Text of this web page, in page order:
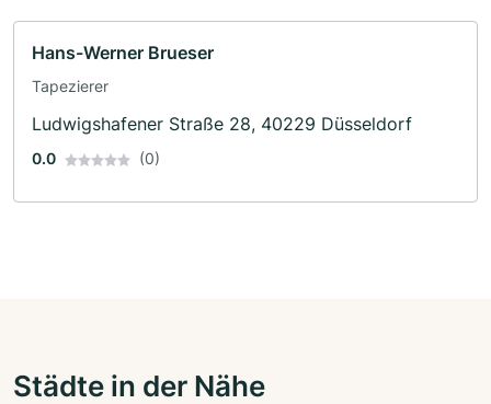
Hans-Werner Brueser
Tapezierer
Ludwigshafener Straße 28, 40229 Düsseldorf
0.0 (0)
Städte in der Nähe